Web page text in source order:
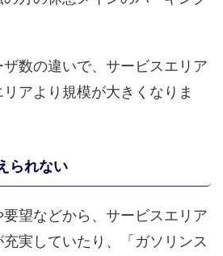
数の違いで、サービスエリア
アより規模が大きくなりま
られない
望などから、サービスエリア
実していたり、「ガソリンス